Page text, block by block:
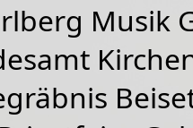
Musik